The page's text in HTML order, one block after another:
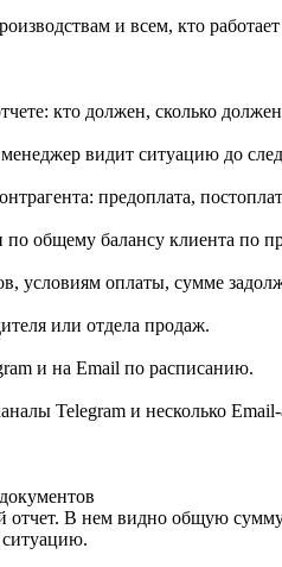
и всем, кто
кто должен, сколько
видит ситуацию до
предоплата,
по общему балансу клиента по
условиям оплаты, сумме
или отдела продаж.
и на Email по расписанию.
Telegram и несколько
В нем видно общую
ситуацию.